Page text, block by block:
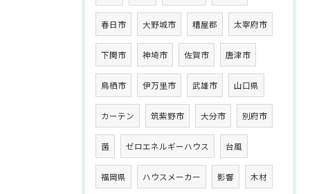
春日市 大野城市 糟屋郡 太宰府市
下関市 神埼市 佐賀市 唐津市
鳥栖市 伊万里市 武雄市 山口県
カーテン 筑紫野市 大分市 別府市
菌 ゼロエネルギーハウス 台風
福岡県 ハウスメーカー 影響 木材